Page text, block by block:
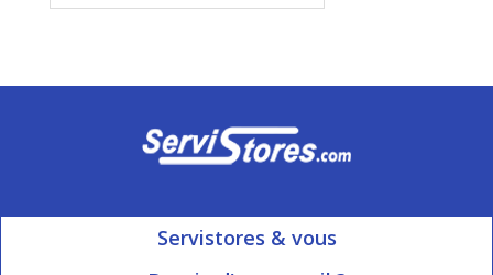
Servistores & vous